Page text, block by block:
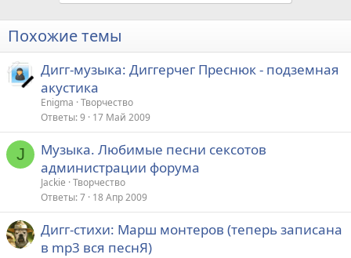
Похожие темы
Дигг-музыка: Диггерчег Преснюк - подземная
акустика
Enigma Творчество
Ответы 9 17 Май 2009
J
Музыка. Любимые песни сексотов
администрации форума
Jackie Творчество
Ответы 7 18 Апр 2009
Дигг-стихи: Марш монтеров (теперь записана
в mp3 вся песнЯ)